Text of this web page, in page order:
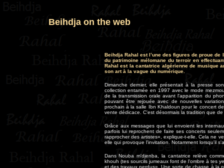
Beihdja on the web
Beihdja Rahal est l’une des figures de proue
du patrimoine mélomane du terroir en
Rahal est la cantatrice algérienne de musique
son art à la vague du numérique.
Dimanche dernier, elle présentait à la presse
collection entamée en 1997 avec le mode
de la transmission orale avant l'apparition du
pouvant être rejouée avec de nouvelles
prochain à la salle Ibn Khaldoun pour le concert
vente dédicace. C'est désormais la tradition que
Grâce aux messages que lui envoient les
parfois lui reprochent de faire ses concerts
rapprocher des artistes», explique-t-elle. Cela ne
elle qui provoque l'invitation. Notamment lorsqu'il
Dans Nouba m'djenba, la cantatrice relève
khouh (tes sourcils jumeaux font de l'ombre à tes
et des travaux perdus». Une sorte de chasse à la